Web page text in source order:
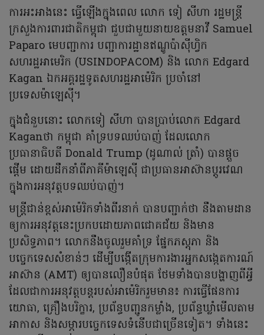
ការអះអាងនេះ ធ្វើឡើងក្នុងពេល លោក ទៀ សីហា រដ្ឋមន្ត្រី
ក្រសួងការពារជាតិកម្ពុជា ជួបជាមួយនាយឧត្តមនាវី Samuel
Paparo មេបញ្ជាការ បញ្ជាការដ្ឋានឥណ្ឌូប៉ាស៊ីហ្វិក
សហរដ្ឋអាមេរិក (USINDOPACOM) និង លោក Edgard
Kagan ឯកអគ្គរដ្ឋទូតសហរដ្ឋអាម៉េរិក ប្រចាំនៅ
ប្រទេសម៉ាឡេស៊ី។
ក្នុងជំនួបនោះ លោកទៀ សីហា បានប្រាប់លោក Edgard
Kaganថា កម្ពុជា គាំទ្របទឈប់បាញ់ ដែលលោក
ប្រធានាធិបតី Donald Trump (ដូណាល់ ត្រាំ) បានផ្តួច
ផ្តើម ដោយដឹកនាំពីភាគីម៉ាឡេស៊ី ជាប្រធានអាស៊ានប្តូរវេណ
ក្នុងការអនុវត្តបទឈប់បាញ់។
មន្ត្រីជាន់ខ្ពស់អាម៉េរិកទាំងពីរនាក់ បានបញ្ជាក់ថា នឹងតាមដាន
ឲ្យការអនុវត្តនេះប្រកបដោយភាពជោគជ័យ និងមាន
ប្រសិទ្ធភាព។ លោកនឹងចូលរួមគាំទ្រ ផ្នែកភស្តុភា និង
បច្ចេកទេសសំខាន់ៗ ដើម្បីបង្កើតក្រុមការងារអ្នកសង្កេតការណ៍
អាស៊ាន (AMT) ឲ្យបានលឿនបំផុត ថែមទាំងបានបង្ហាញពីអ្វី
ដែលជាការអនុវត្តបន្តរបស់អាម៉េរិករួមមាន៖ ការធ្វើផែនការ
យោធា, គ្រឿងបរិក្ខារ, ប្រព័ន្ធបញ្ជូនកម្លាំង, ប្រព័ន្ធឃ្លាំមើលតាម
អាកាស និងសម្ភារបច្ចេកទេសទំនើបជាច្រើនទៀត។ ទាំងនេះ